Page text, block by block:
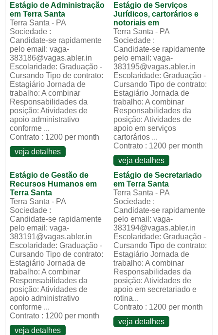
Estágio de Administração
em Terra Santa
Terra Santa - PA
Sociedade :
Candidate-se rapidamente
pelo email: vaga-
383186@vagas.abler.in
Escolaridade: Graduação -
Cursando Tipo de contrato:
Estagiário Jornada de
trabalho: A combinar
Responsabilidades da
posição: Atividades de
apoio administrativo
conforme ...
Contrato : 1200 per month
veja detalhes
Estágio de Serviços
Jurídicos, cartorários e
notoriais em
Terra Santa - PA
Sociedade :
Candidate-se rapidamente
pelo email: vaga-
383195@vagas.abler.in
Escolaridade: Graduação -
Cursando Tipo de contrato:
Estagiário Jornada de
trabalho: A combinar
Responsabilidades da
posição: Atividades de
apoio em serviços
cartorários ...
Contrato : 1200 per month
veja detalhes
Estágio de Gestão de
Recursos Humanos em
Terra Santa
Terra Santa - PA
Sociedade :
Candidate-se rapidamente
pelo email: vaga-
383191@vagas.abler.in
Escolaridade: Graduação -
Cursando Tipo de contrato:
Estagiário Jornada de
trabalho: A combinar
Responsabilidades da
posição: Atividades de
apoio administrativo
conforme ...
Contrato : 1200 per month
veja detalhes
Estágio de Secretariado
em Terra Santa
Terra Santa - PA
Sociedade :
Candidate-se rapidamente
pelo email: vaga-
383194@vagas.abler.in
Escolaridade: Graduação -
Cursando Tipo de contrato:
Estagiário Jornada de
trabalho: A combinar
Responsabilidades da
posição: Atividades de
apoio em secretariado e
rotina...
Contrato : 1200 per month
veja detalhes